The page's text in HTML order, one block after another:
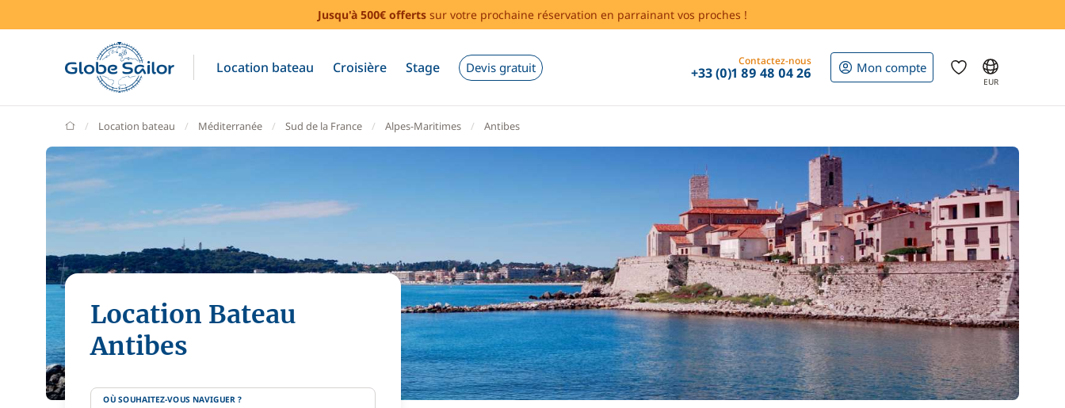
Jusqu'à 500€ offerts sur votre prochaine réservation en parrainant vos proches !
Location bateau Croisière Stage Devis gratuit Contactez-nous
+33 (0)1 89 48 04 26 Mon compte
EUR
GlobeSailor
Location bateau Méditerranée Sud de la France Alpes-Maritimes Antibes
Location Bateau
Antibes
OÙ SOUHAITEZ-VOUS NAVIGUER ?